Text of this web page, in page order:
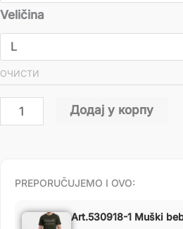
Veličina
ОЧИСТИ
Додај у корпу
PREPORUČUJEMO I OVO:
Art.530918-1 Muški